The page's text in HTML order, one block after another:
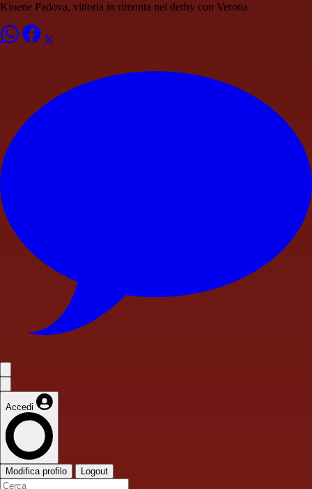
Kioene Padova, vittoria in rimonta nel derby con Verona
Accedi
Modifica profilo Logout